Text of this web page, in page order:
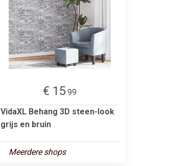
€ 15.99
VidaXL Behang 3D steen-look
grijs en bruin
Meerdere shops